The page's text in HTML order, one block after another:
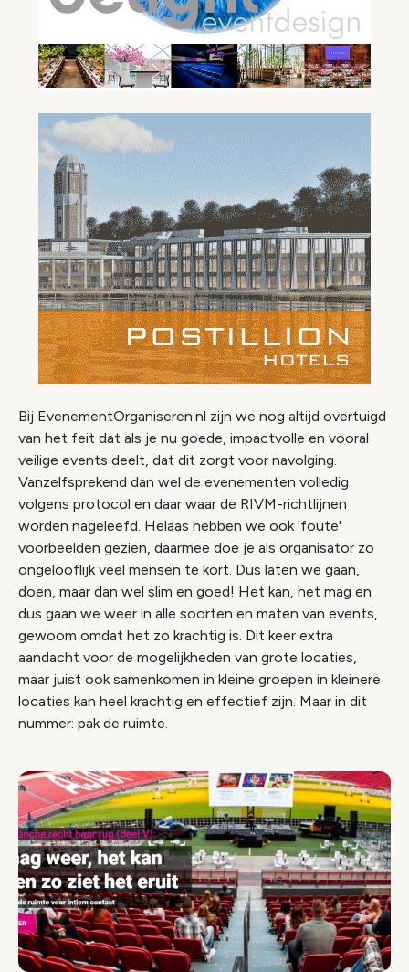
Bij EvenementOrganiseren.nl zijn we nog altijd overtuigd
van het feit dat als je nu goede, impactvolle en vooral
veilige events deelt, dat dit zorgt voor navolging.
Vanzelfsprekend dan wel de evenementen volledig
volgens protocol en daar waar de RIVM-richtlijnen
worden nageleefd. Helaas hebben we ook 'foute'
voorbeelden gezien, daarmee doe je als organisator zo
ongelooflijk veel mensen te kort. Dus laten we gaan,
doen, maar dan wel slim en goed! Het kan, het mag en
dus gaan we weer in alle soorten en maten van events,
gewoom omdat het zo krachtig is. Dit keer extra
aandacht voor de mogelijkheden van grote locaties,
maar juist ook samenkomen in kleine groepen in kleinere
locaties kan heel krachtig en effectief zijn. Maar in dit
nummer: pak de ruimte.